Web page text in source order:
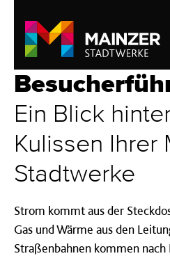
Ein Blick
Kulissen Ihrer
Stadtwerke
Strom kommt aus der
Gas und Wärme aus den
Straßenbahnen kommen nach